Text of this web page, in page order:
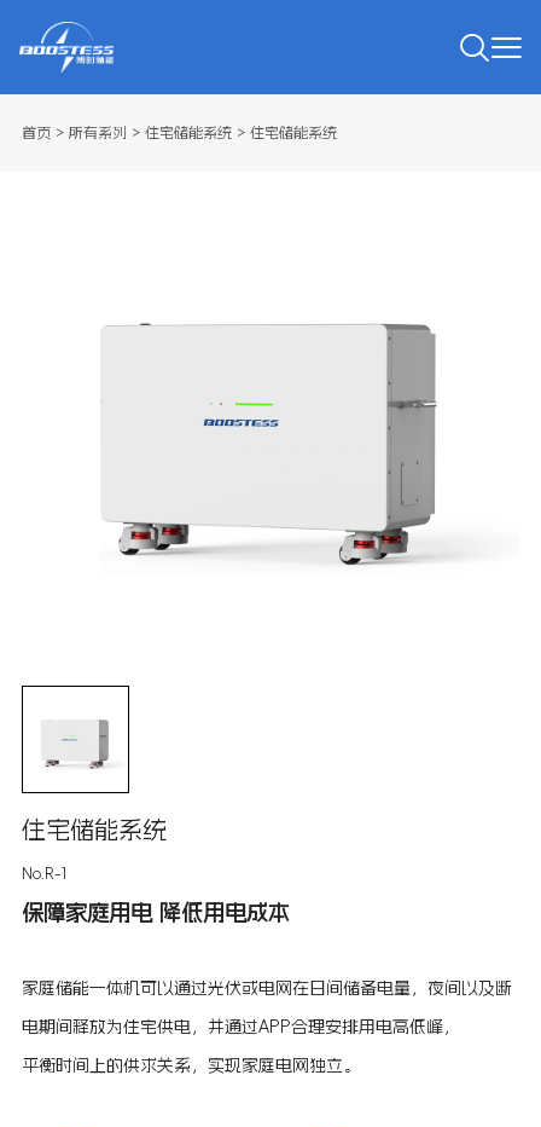
首页> 所有系列 > 住宅储能系统> 住宅储能系统
住宅储能系统
No.R-1
保障家庭用电 降低用电成本
家庭储能一体机可以通过光伏或电网在日间储备电量，夜间以及断
电期间释放为住宅供电，并通过APP合理安排用电高低峰，
平衡时间上的供求关系，实现家庭电网独立。